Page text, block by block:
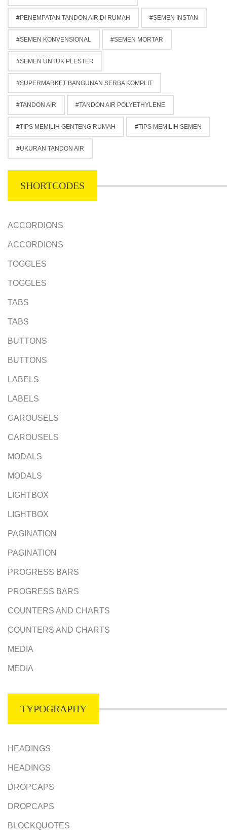
PENEMPATAN TANDON AIR DI RUMAH SEMEN INSTAN
SEMEN KONVENSIONAL SEMEN MORTAR
SEMEN UNTUK PLESTER
SUPERMARKET BANGUNAN SERBA KOMPLIT
TANDON AIR TANDON AIR POLYETHYLENE
TIPS MEMILIH GENTENG RUMAH TIPS MEMILIH SEMEN
UKURAN TANDON AIR
SHORTCODES
ACCORDIONS
ACCORDIONS
TOGGLES
TOGGLES
TABS
TABS
BUTTONS
BUTTONS
LABELS
LABELS
CAROUSELS
CAROUSELS
MODALS
MODALS
LIGHTBOX
LIGHTBOX
PAGINATION
PAGINATION
PROGRESS BARS
PROGRESS BARS
COUNTERS AND CHARTS
COUNTERS AND CHARTS
MEDIA
MEDIA
TYPOGRAPHY
HEADINGS
HEADINGS
DROPCAPS
DROPCAPS
BLOCKQUOTES